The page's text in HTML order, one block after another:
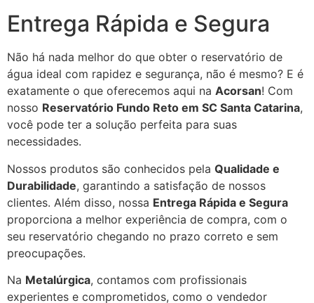
Entrega Rápida e Segura
Não há nada melhor do que obter o reservatório de
água ideal com rapidez e segurança, não é mesmo? E é
exatamente o que oferecemos aqui na Acorsan! Com
nosso Reservatório Fundo Reto em SC Santa Catarina,
você pode ter a solução perfeita para suas
necessidades.
Nossos produtos são conhecidos pela Qualidade e
Durabilidade, garantindo a satisfação de nossos
clientes. Além disso, nossa Entrega Rápida e Segura
proporciona a melhor experiência de compra, com o
seu reservatório chegando no prazo correto e sem
preocupações.
Na Metalúrgica, contamos com profissionais
experientes e comprometidos, como o vendedor